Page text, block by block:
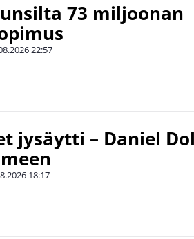
73 miljoonan
22:57
jysäytti – Daniel
18:17